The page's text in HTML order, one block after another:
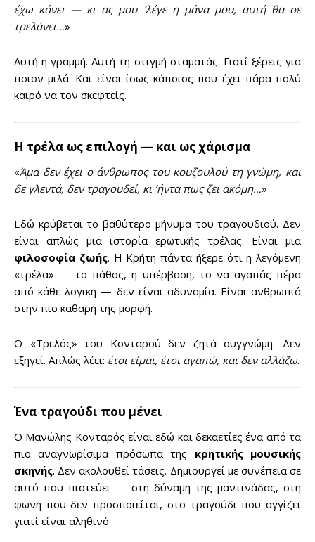
έχω κάνει — κι ας μου ‘λέγε η μάνα μου, αυτή θα σε
τρελάνει…»
Αυτή η γραμμή. Αυτή τη στιγμή σταματάς. Γιατί ξέρεις για
ποιον μιλά. Και είναι ίσως κάποιος που έχει πάρα πολύ
καιρό να τον σκεφτείς.
Η τρέλα ως επιλογή — και ως χάρισμα
«Άμα δεν έχει ο άνθρωπος του κουζουλού τη γνώμη, και
δε γλεντά, δεν τραγουδεί, κι ‘ήντα πως ζει ακόμη…»
Εδώ κρύβεται το βαθύτερο μήνυμα του τραγουδιού. Δεν
είναι απλώς μια ιστορία ερωτικής τρέλας. Είναι μια
φιλοσοφία ζωής. Η Κρήτη πάντα ήξερε ότι η λεγόμενη
«τρέλα» — το πάθος, η υπέρβαση, το να αγαπάς πέρα
από κάθε λογική — δεν είναι αδυναμία. Είναι ανθρωπιά
στην πιο καθαρή της μορφή.
Ο «Τρελός» του Κονταρού δεν ζητά συγγνώμη. Δεν
εξηγεί. Απλώς λέει: έτσι είμαι, έτσι αγαπώ, και δεν αλλάζω.
Ένα τραγούδι που μένει
Ο Μανώλης Κονταρός είναι εδώ και δεκαετίες ένα από τα
πιο αναγνωρίσιμα πρόσωπα της κρητικής μουσικής
σκηνής. Δεν ακολουθεί τάσεις. Δημιουργεί με συνέπεια σε
αυτό που πιστεύει — στη δύναμη της μαντινάδας, στη
φωνή που δεν προσποιείται, στο τραγούδι που αγγίζει
γιατί είναι αληθινό.